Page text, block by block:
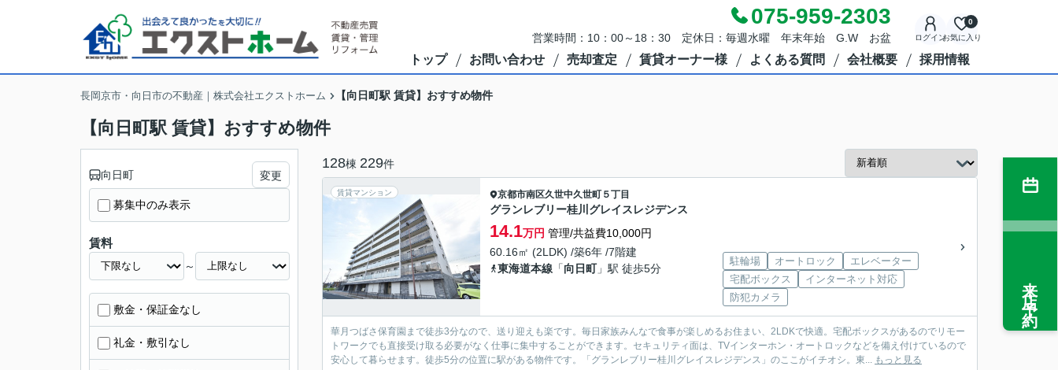
075-959-2303
営業時間：10：00～18：30 定休日：毎週水曜 年末年始 G.W お盆 ログインお気に入り
0
トップ お問い合わせ 売却査定 賃貸オーナー様 よくある質問 会社概要 採用情報
長岡京市・向日市の不動産｜株式会社エクストホーム 【向日町駅 賃貸】おすすめ物件
【向日町駅 賃貸】おすすめ物件
128棟 229件
賃貸マンション 京都市南区久世中久世町５丁目
グランレブリー桂川グレイスレジデンス
14.1万円 管理/共益費10,000円
60.16㎡ (2LDK) /築6年 /7階建
東海道本線 「向日町」駅 徒歩5分
駐輪場 オートロック
エレベーター
宅配ボックス
インターネット対応
防犯カメラ
華月つばさ保育園まで徒歩3分なので、送り迎えも楽です。毎日家族みんなで食事が楽しめるお住まい、2LDKで快適。宅配ボックスがあるのでリモー
トワークでも直接受け取る必要がなく仕事に集中することができます。セキュリティ面は、TVインターホン・オートロックなどを備え付けているので
安心して暮らせます。徒歩5分の位置に駅がある物件です。「グランレブリー桂川グレイスレジデンス」のここがイチオシ。東... もっと見る
向日町 変更
募集中のみ表示
賃料
～
敷金・保証金なし
礼金・敷引なし
来店予約